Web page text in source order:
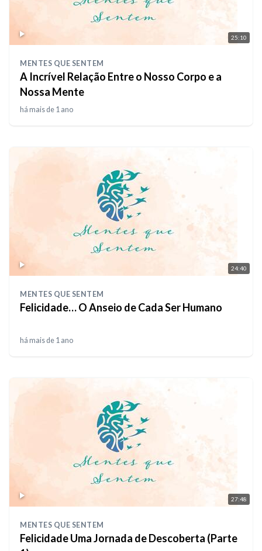
25:10
MENTES QUE SENTEM
A Incrível Relação Entre o Nosso Corpo e a
Nossa Mente
há mais de 1 ano
24:40
MENTES QUE SENTEM
Felicidade… O Anseio de Cada Ser Humano
há mais de 1 ano
27:48
MENTES QUE SENTEM
Felicidade Uma Jornada de Descoberta (Parte